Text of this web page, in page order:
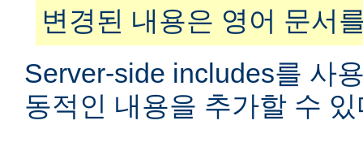
변경된 내용은 영어 문서
Server-side includes를 사
동적인 내용을 추가할 수 있